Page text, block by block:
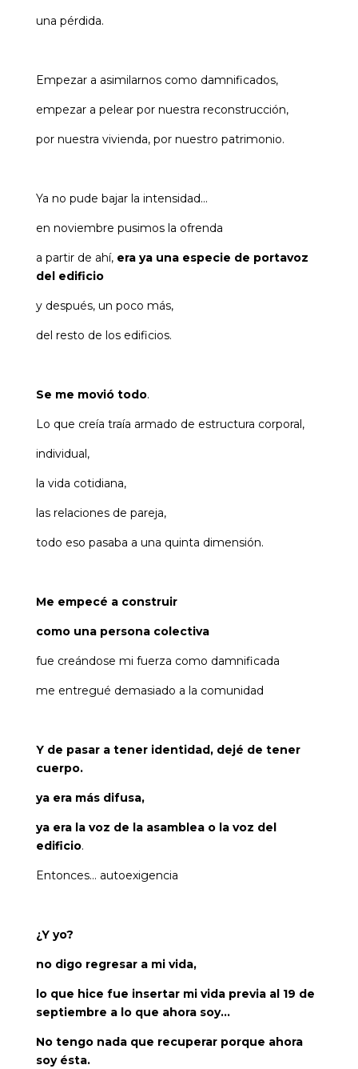
una pérdida.
Empezar a asimilarnos como damnificados,
empezar a pelear por nuestra reconstrucción,
por nuestra vivienda, por nuestro patrimonio.
Ya no pude bajar la intensidad…
en noviembre pusimos la ofrenda
a partir de ahí, era ya una especie de portavoz
del edificio
y después, un poco más,
del resto de los edificios.
Se me movió todo.
Lo que creía traía armado de estructura corporal,
individual,
la vida cotidiana,
las relaciones de pareja,
todo eso pasaba a una quinta dimensión.
Me empecé a construir
como una persona colectiva
fue creándose mi fuerza como damnificada
me entregué demasiado a la comunidad
Y de pasar a tener identidad, dejé de tener
cuerpo.
ya era más difusa,
ya era la voz de la asamblea o la voz del
edificio.
Entonces… autoexigencia
¿Y yo?
no digo regresar a mi vida,
lo que hice fue insertar mi vida previa al 19 de
septiembre a lo que ahora soy…
No tengo nada que recuperar porque ahora
soy ésta.